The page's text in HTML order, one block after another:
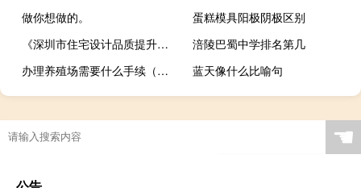
做你想做的。
蛋糕模具阳极阴极区别
《深圳市住宅设计品质提升指引（第1版）》下月起施行：新建超高层住宅每层5户至少配3台电梯
涪陵巴蜀中学排名第几
办理养殖场需要什么手续（养殖场需要什么手续）
蓝天像什么比喻句
☚